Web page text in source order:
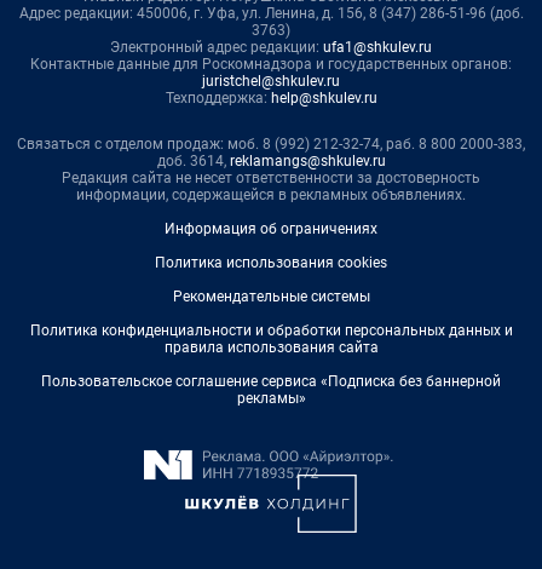
Адрес редакции: 450006, г. Уфа, ул. Ленина, д. 156, 8 (347) 286-51-96 (доб.
3763)
Электронный адрес редакции: ufa1@shkulev.ru
Контактные данные для Роскомнадзора и государственных органов:
juristchel@shkulev.ru
Техподдержка: help@shkulev.ru
Связаться с отделом продаж: моб. 8 (992) 212-32-74, раб. 8 800 2000-383,
доб. 3614, reklamangs@shkulev.ru
Редакция сайта не несет ответственности за достоверность
информации, содержащейся в рекламных объявлениях.
Информация об ограничениях
Политика использования cookies
Рекомендательные системы
Политика конфиденциальности и обработки персональных данных и
правила использования сайта
Пользовательское соглашение сервиса «Подписка без баннерной
рекламы»